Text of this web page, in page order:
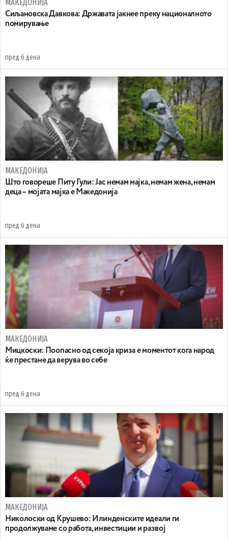
МАКЕДОНИЈА
Сиљановска Давкова: Државата јакнее преку националното
помирување
пред 6 дена
МАКЕДОНИЈА
Што говореше Питу Гули: Јас немам мајка, немам жена, немам
деца – мојата мајка е Македонија
пред 6 дена
МАКЕДОНИЈА
Мицкоски: Поопасно од секоја криза е моментот кога народ
ќе престане да верува во себе
пред 6 дена
МАКЕДОНИЈА
Николоски од Крушево: Илинденските идеали ги
продолжуваме со работа, инвестиции и развој